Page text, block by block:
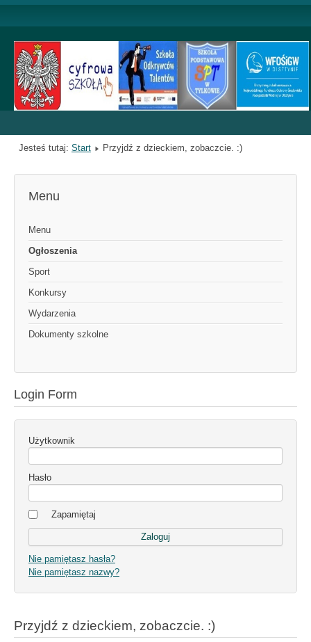
Jesteś tutaj: Start Przyjdź z dzieckiem, zobaczcie. :)
Menu
Menu
Ogłoszenia
Sport
Konkursy
Wydarzenia
Dokumenty szkolne
Login Form
Użytkownik
Hasło
Zapamiętaj
Nie pamiętasz hasła?
Nie pamiętasz nazwy?
Przyjdź z dzieckiem, zobaczcie. :)